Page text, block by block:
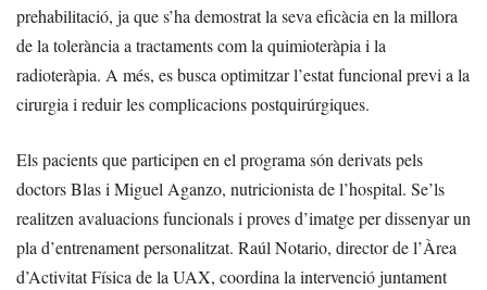
prehabilitació, ja que s’ha demostrat la seva eficàcia en la millora
de la tolerància a tractaments com la quimioteràpia i la
radioteràpia. A més, es busca optimitzar l’estat funcional previ a la
cirurgia i reduir les complicacions postquirúrgiques.
Els pacients que participen en el programa són derivats pels
doctors Blas i Miguel Aganzo, nutricionista de l’hospital. Se’ls
realitzen avaluacions funcionals i proves d’imatge per dissenyar un
pla d’entrenament personalitzat. Raúl Notario, director de l’Àrea
d’Activitat Física de la UAX, coordina la intervenció juntament